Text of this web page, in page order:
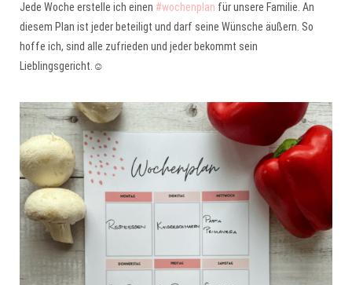
Jede Woche erstelle ich einen #wochenplan für unsere Familie. An
diesem Plan ist jeder beteiligt und darf seine Wünsche äußern. So
hoffe ich, sind alle zufrieden und jeder bekommt sein
Lieblingsgericht.☺️